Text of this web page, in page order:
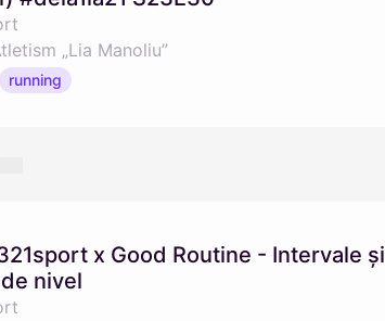
„Lia Manoliu”
running
x Good Routine - Intervale și
nivel